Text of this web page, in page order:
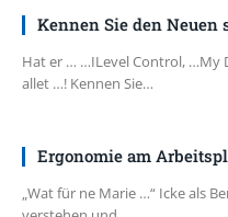
Kennen Sie den Neuen
Hat er … …ILevel Control, …My
allet …! Kennen Sie…
Ergonomie am
„Wat für ne Marie …“ Icke als